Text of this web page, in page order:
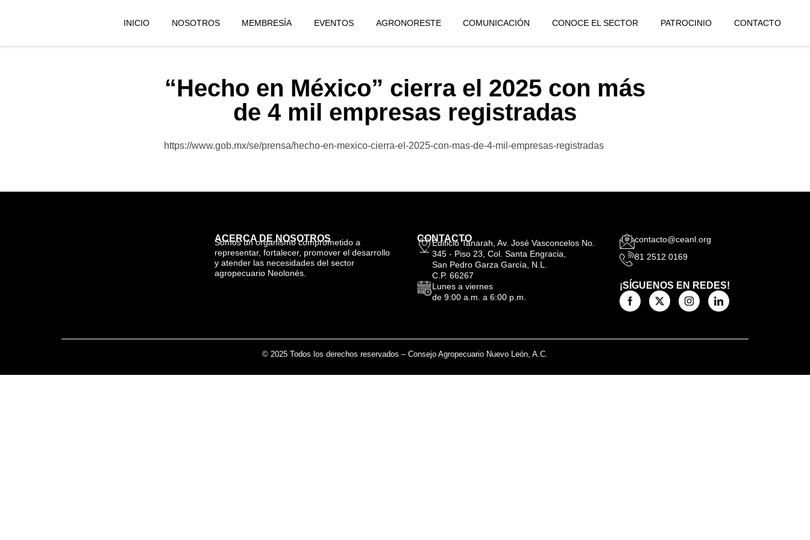
INICIO NOSOTROS MEMBRESÍA EVENTOS AGRONORESTE COMUNICACIÓN CONOCE EL SECTOR PATROCINIO CONTACTO
“Hecho en México” cierra el 2025 con más
de 4 mil empresas registradas
https://www.gob.mx/se/prensa/hecho-en-mexico-cierra-el-2025-con-mas-de-4-mil-empresas-registradas
ACERCA DE NOSOTROS
Somos un organismo comprometido a
representar, fortalecer, promover el desarrollo
y atender las necesidades del sector
agropecuario Neolonés.
CONTACTO
Edificio Tanarah, Av. José Vasconcelos No.
345 - Piso 23, Col. Santa Engracia,
San Pedro Garza García, N.L.
C.P. 66267
Lunes a viernes
de 9:00 a.m. a 6:00 p.m.
contacto@ceanl.org
81 2512 0169
¡SÍGUENOS EN REDES!
© 2025 Todos los derechos reservados – Consejo Agropecuario Nuevo León, A.C.